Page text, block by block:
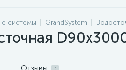
системы GrandSystem
Отзывы